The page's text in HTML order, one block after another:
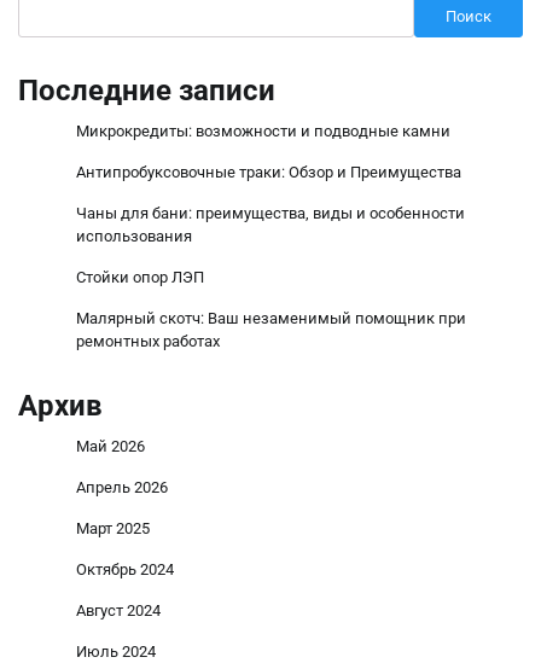
Поиск
Последние записи
Микрокредиты: возможности и подводные камни
Антипробуксовочные траки: Обзор и Преимущества
Чаны для бани: преимущества, виды и особенности
использования
Стойки опор ЛЭП
Малярный скотч: Ваш незаменимый помощник при
ремонтных работах
Архив
Май 2026
Апрель 2026
Март 2025
Октябрь 2024
Август 2024
Июль 2024